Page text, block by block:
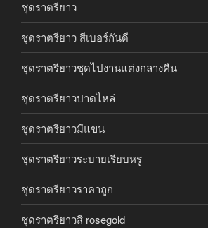
ชุดราตรียาว
ชุดราตรียาว สีเบอร์กันดี
ชุดราตรียาวชุดไปงานแต่งกลางคืน
ชุดราตรียาวปาดไหล่
ชุดราตรียาวมีแขน
ชุดราตรียาวระบายเรียบหรู
ชุดราตรียาวราคาถูก
ชุดราตรียาวสี rosegold